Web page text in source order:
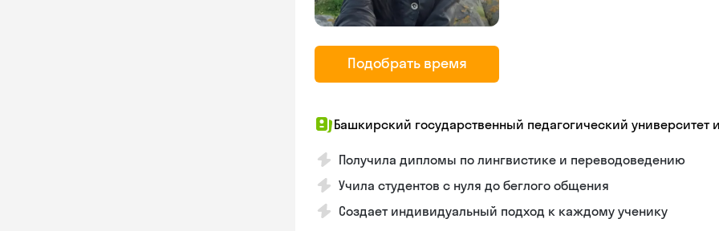
Подобрать время
Башкирский государственный педагогический университет
Получила дипломы по лингвистике и переводоведению
Учила студентов с нуля до беглого общения
Создает индивидуальный подход к каждому ученику